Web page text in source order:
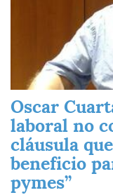
Oscar
laboral no
cláusula
beneficio
pymes”